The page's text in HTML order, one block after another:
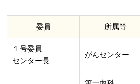
委員 所属等
１号委員
センター長
がんセンター